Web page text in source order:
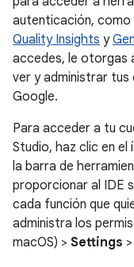
autenticación, como
Quality Insights y
accedes, le otorgas
ver y administrar
Google.
Para acceder a tu
Studio, haz clic en el
la barra de
proporcionar al IDE
cada función que
administra los
macOS) > Settings >